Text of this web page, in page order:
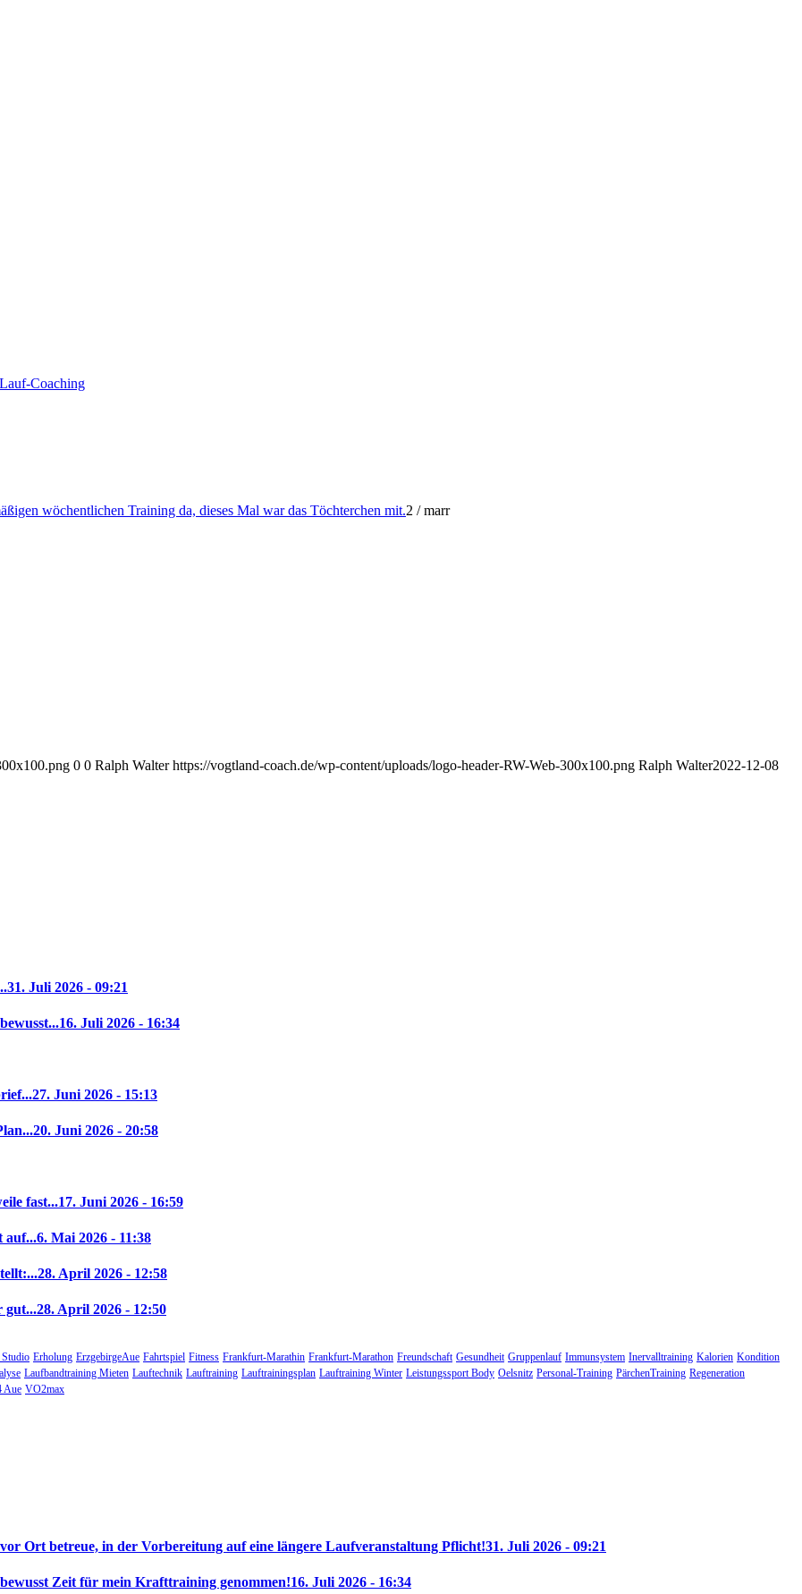
Coaching
wöchentlichen Training da, dieses Mal war das Töchterchen mit.2 / marr
0 0 Ralph Walter https://vogtland-coach.de/wp-content/uploads/logo-header-RW-Web-300x100.png Ralph Walter2022-12-08
31. Juli 2026 - 09:21
16. Juli 2026 - 16:34
27. Juni 2026 - 15:13
20. Juni 2026 - 20:58
fast...17. Juni 2026 - 16:59
auf...6. Mai 2026 - 11:38
28. April 2026 - 12:58
gut...28. April 2026 - 12:50
Studio Erholung ErzgebirgeAue Fahrtspiel Fitness Frankfurt-Marathin Frankfurt-Marathon Freundschaft Gesundheit Gruppenlauf Immunsystem Inervalltraining Kalorien Kondition
Laufbandtraining Mieten Lauftechnik Lauftraining Lauftrainingsplan Lauftraining Winter Leistungssport Body Oelsnitz Personal-Training PärchenTraining Regeneration
Aue VO2max
Ort betreue, in der Vorbereitung auf eine längere Laufveranstaltung Pflicht!31. Juli 2026 - 09:21
Zeit für mein Krafttraining genommen!16. Juli 2026 - 16:34